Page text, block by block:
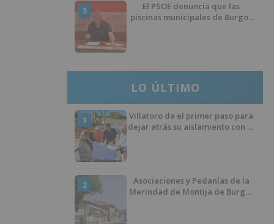
5
El PSOE denuncia que las
piscinas municipales de Burgos
LO ÚLTIMO
1
Villatoro da el primer paso para
dejar atrás su aislamiento con el
2
Asociaciones y Pedanías de la
Merindad de Montija de Burgos